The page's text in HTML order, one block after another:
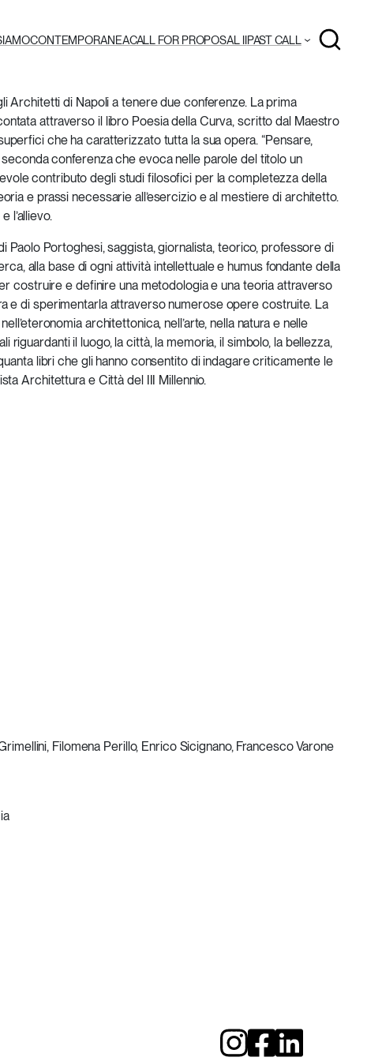
CONTEMPORANEACALL FOR PROPOSAL IIPAST CALL
Cerca
Architetti di Napoli a tenere due conferenze. La prima
attraverso il libro Poesia della Curva, scritto dal Maestro
che ha caratterizzato tutta la sua opera. “Pensare,
conferenza che evoca nelle parole del titolo un
contributo degli studi filosofici per la completezza della
e prassi necessarie all’esercizio e al mestiere di architetto.
l’allievo.
Paolo Portoghesi, saggista, giornalista, teorico, professore di
alla base di ogni attività intellettuale e humus fondante della
costruire e definire una metodologia e una teoria attraverso
e di sperimentarla attraverso numerose opere costruite. La
architettonica, nell’arte, nella natura e nelle
il luogo, la città, la memoria, il simbolo, la bellezza,
libri che gli hanno consentito di indagare criticamente le
Architettura e Città del III Millennio.
Filomena Perillo, Enrico Sicignano, Francesco Varone